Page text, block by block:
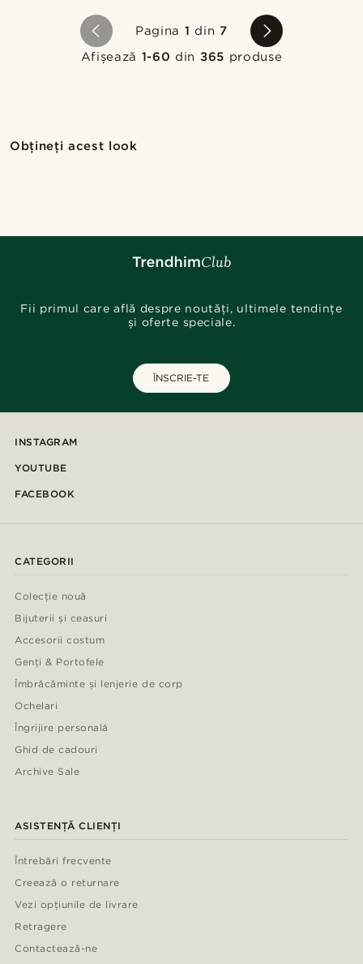
Pagina 1 din 7
Afișează 1-60 din 365 produse
Obțineți acest look
Fii primul care află despre noutăți, ultimele tendințe
și oferte speciale.
ÎNSCRIE-TE
INSTAGRAM
YOUTUBE
FACEBOOK
CATEGORII
Colecție nouă
Bijuterii și ceasuri
Accesorii costum
Genți & Portofele
Îmbrăcăminte și lenjerie de corp
Ochelari
Îngrijire personală
Ghid de cadouri
Archive Sale
ASISTENȚĂ CLIENȚI
Întrebări frecvente
Creează o returnare
Vezi opțiunile de livrare
Retragere
Contactează-ne